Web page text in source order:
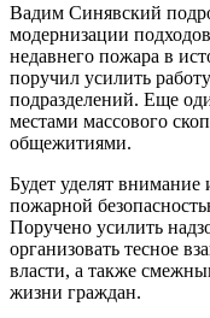
Вадим Синявский
модернизации
недавнего пожара в
поручил усилить
подразделений. Еще
местами массового
общежитиями.
Будет уделят
пожарной
Поручено усилить
организовать тесное
власти, а также
жизни граждан.